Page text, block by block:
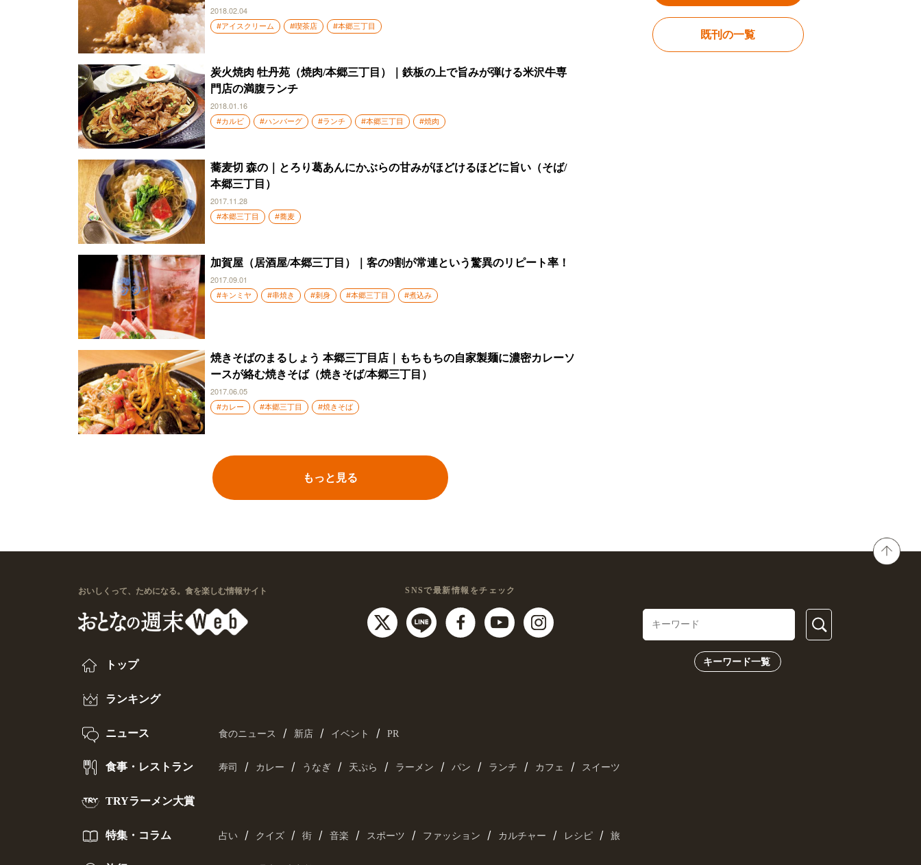
2018.02.04
#アイスクリーム #喫茶店 #本郷三丁目
炭火焼肉 牡丹苑（焼肉/本郷三丁目）｜鉄板の上で旨みが弾ける米沢牛専
門店の満腹ランチ
2018.01.16
#カルビ #ハンバーグ #ランチ #本郷三丁目 #焼肉
蕎麦切 森の｜とろり葛あんにかぶらの甘みがほどけるほどに旨い（そば/
本郷三丁目）
2017.11.28
#本郷三丁目 #蕎麦
加賀屋（居酒屋/本郷三丁目）｜客の9割が常連という驚異のリピート率！
2017.09.01
#キンミヤ #串焼き #刺身 #本郷三丁目 #煮込み
焼きそばのまるしょう 本郷三丁目店｜もちもちの自家製麺に濃密カレーソ
ースが絡む焼きそば（焼きそば/本郷三丁目）
2017.06.05
#カレー #本郷三丁目 #焼きそば
もっと見る
既刊の一覧
おいしくって、ためになる。食を楽しむ情報サイト
トップ
SNSで最新情報をチェック
キーワード一覧
ランキング
ニュース 食のニュース / 新店 / イベント / PR
食事・レストラン 寿司 / カレー / うなぎ / 天ぷら / ラーメン / パン / ランチ / カフェ / スイーツ
TRYラーメン大賞
特集・コラム 占い / クイズ / 街 / 音楽 / スポーツ / ファッション / カルチャー / レシピ / 旅